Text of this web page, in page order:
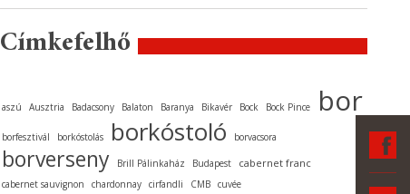
Címkefelhő
aszú Ausztria Badacsony Balaton Baranya Bikavér Bock Bock Pince bor
borfesztivál borkóstolás borkóstoló borvacsora
borverseny Brill Pálinkaház Budapest cabernet franc
cabernet sauvignon chardonnay cirfandli CMB cuvée